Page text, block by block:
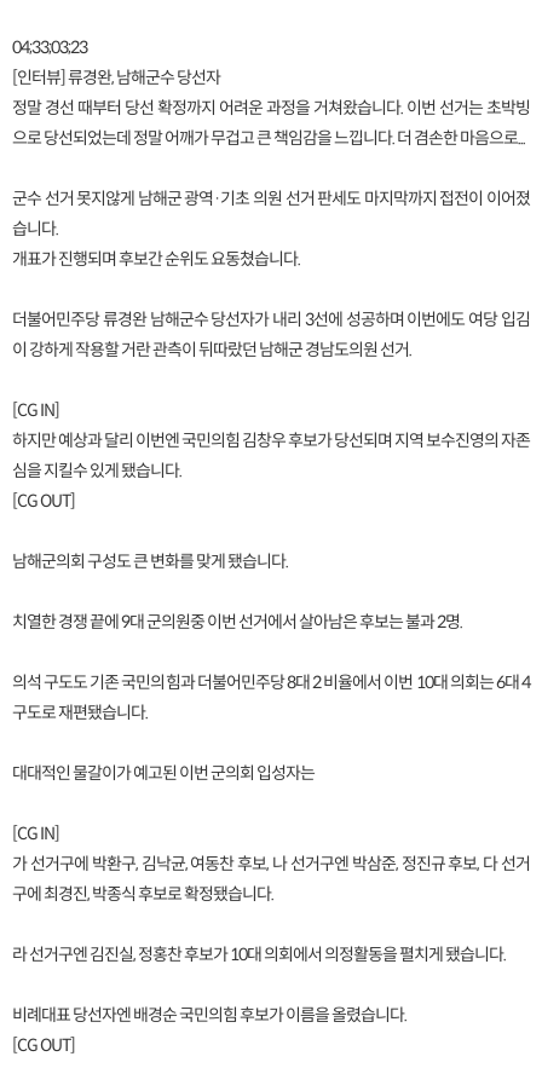
04;33;03;23
[인터뷰] 류경완, 남해군수 당선자
정말 경선 때부터 당선 확정까지 어려운 과정을 거쳐왔습니다. 이번 선거는 초박빙
으로 당선되었는데 정말 어깨가 무겁고 큰 책임감을 느낍니다. 더 겸손한 마음으로...
군수 선거 못지않게 남해군 광역·기초 의원 선거 판세도 마지막까지 접전이 이어졌
습니다.
개표가 진행되며 후보간 순위도 요동쳤습니다.
더불어민주당 류경완 남해군수 당선자가 내리 3선에 성공하며 이번에도 여당 입김
이 강하게 작용할 거란 관측이 뒤따랐던 남해군 경남도의원 선거.
[CG IN]
하지만 예상과 달리 이번엔 국민의힘 김창우 후보가 당선되며 지역 보수진영의 자존
심을 지킬수 있게 됐습니다.
[CG OUT]
남해군의회 구성도 큰 변화를 맞게 됐습니다.
치열한 경쟁 끝에 9대 군의원중 이번 선거에서 살아남은 후보는 불과 2명.
의석 구도도 기존 국민의힘과 더불어민주당 8대 2 비율에서 이번 10대 의회는 6대 4
구도로 재편됐습니다.
대대적인 물갈이가 예고된 이번 군의회 입성자는
[CG IN]
가 선거구에 박환구, 김낙균, 여동찬 후보, 나 선거구엔 박삼준, 정진규 후보, 다 선거
구에 최경진, 박종식 후보로 확정됐습니다.
라 선거구엔 김진실, 정홍찬 후보가 10대 의회에서 의정활동을 펼치게 됐습니다.
비례대표 당선자엔 배경순 국민의힘 후보가 이름을 올렸습니다.
[CG OUT]